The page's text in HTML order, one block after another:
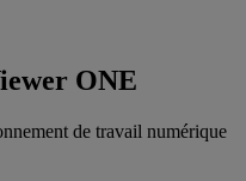
ONE
de travail numérique